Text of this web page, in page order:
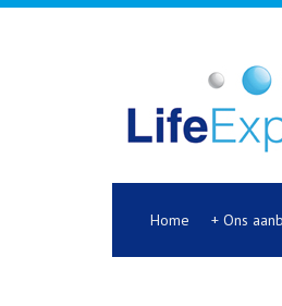
Home + Ons